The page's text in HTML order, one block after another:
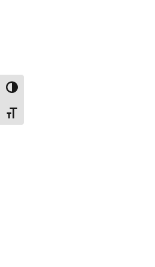
Attiva/disattiva alto contrasto
Attiva/disattiva dimensione testo